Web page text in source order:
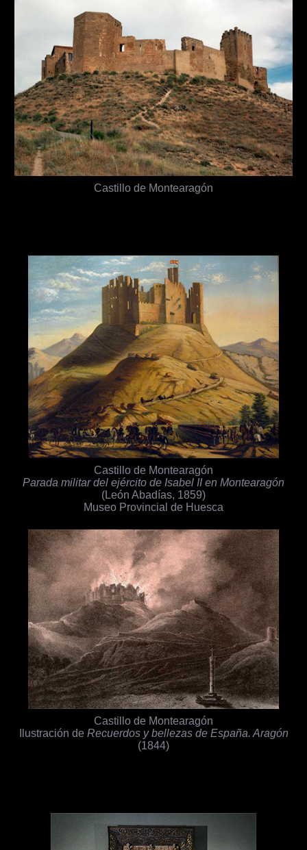
Castillo de Montearagón
Castillo de Montearagón
Parada militar del ejército de Isabel II en Montearagón
(León Abadías, 1859)
Museo Provincial de Huesca
Castillo de Montearagón
Ilustración de Recuerdos y bellezas de España. Aragón
(1844)